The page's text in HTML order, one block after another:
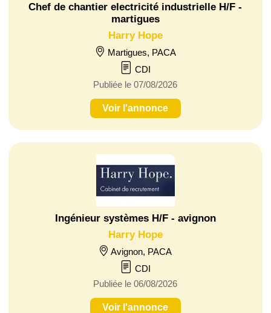
Chef de chantier electricité industrielle H/F -
martigues
Harry Hope
Martigues, PACA
CDI
Publiée le 07/08/2026
Voir l'annonce
Ingénieur systèmes H/F - avignon
Harry Hope
Avignon, PACA
CDI
Publiée le 06/08/2026
Voir l'annonce